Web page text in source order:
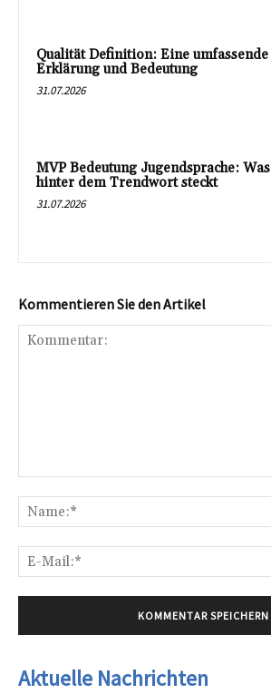
Qualität Definition: Eine umfassende
Erklärung und Bedeutung
31.07.2026
MVP Bedeutung Jugendsprache: Was
hinter dem Trendwort steckt
31.07.2026
Kommentieren Sie den Artikel
Aktuelle Nachrichten